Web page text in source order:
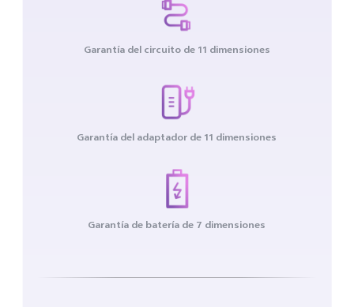
Garantía del circuito de 11 dimensiones
Garantía del adaptador de 11 dimensiones
Garantía de batería de 7 dimensiones